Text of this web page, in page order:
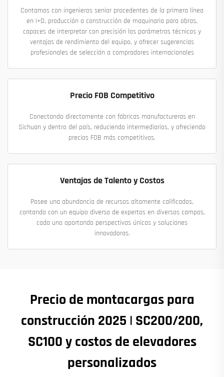
Contamos con ingenieros senior procedentes de la primera línea
en I+D, producción o construcción de maquinaria para obras,
capaces de interpretar con precisión los parámetros técnicos y
ventajas de rendimiento del equipo, y ofrecer sugerencias
profesionales de selección a compradores internacionales
Precio FOB Competitivo
Conectando directamente con fábricas manufactureras en
Sichuan y dentro del país, reduciendo intermediarios, y ofreciendo
precios FOB más competitivos.
Ventajas de Talento y Costos
Posee una abundancia de recursos altamente calificados,
contando con un equipo diverso de expertos en diversos campos,
cada uno aportando perspectivas únicas y soluciones
innovadoras.
Precio de montacargas para
construcción 2025 | SC200/200,
SC100 y costos de elevadores
personalizados